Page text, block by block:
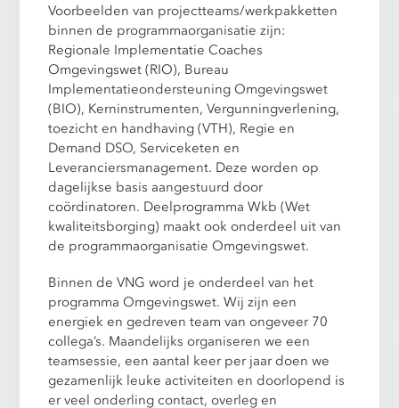
Voorbeelden van projectteams/werkpakketten
binnen de programmaorganisatie zijn:
Regionale Implementatie Coaches
Omgevingswet (RIO), Bureau
Implementatieondersteuning Omgevingswet
(BIO), Kerninstrumenten, Vergunningverlening,
toezicht en handhaving (VTH), Regie en
Demand DSO, Serviceketen en
Leveranciersmanagement. Deze worden op
dagelijkse basis aangestuurd door
coördinatoren. Deelprogramma Wkb (Wet
kwaliteitsborging) maakt ook onderdeel uit van
de programmaorganisatie Omgevingswet.
Binnen de VNG word je onderdeel van het
programma Omgevingswet. Wij zijn een
energiek en gedreven team van ongeveer 70
collega’s. Maandelijks organiseren we een
teamsessie, een aantal keer per jaar doen we
gezamenlijk leuke activiteiten en doorlopend is
er veel onderling contact, overleg en